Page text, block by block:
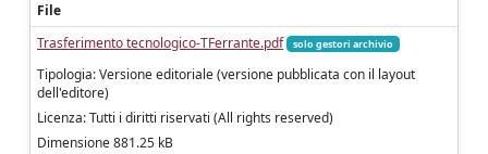
File
Trasferimento tecnologico-TFerrante.pdf
solo gestori archivio
Tipologia: Versione editoriale (versione pubblicata con il layout
dell'editore)
Licenza: Tutti i diritti riservati (All rights reserved)
Dimensione 881.25 kB